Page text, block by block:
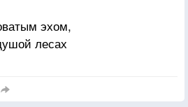
эхом,
лесах
с жестоким смехом!